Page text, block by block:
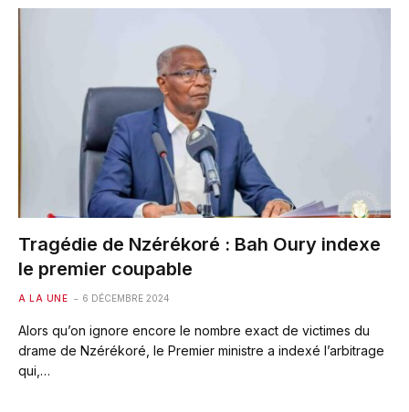
Tragédie de Nzérékoré : Bah Oury indexe
le premier coupable
A LA UNE 6 DÉCEMBRE 2024
Alors qu’on ignore encore le nombre exact de victimes du
drame de Nzérékoré, le Premier ministre a indexé l’arbitrage
qui,…